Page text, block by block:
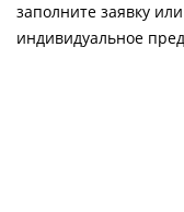
заполните заявку
индивидуальное